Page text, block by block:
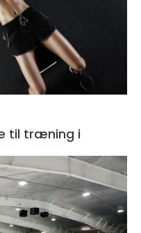
til træning i